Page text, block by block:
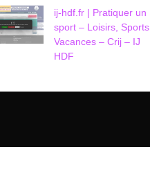
ij-hdf.fr | Pratiquer un
sport – Loisirs, Sports,
Vacances – Crij – IJ
HDF